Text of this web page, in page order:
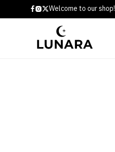
Welcome to our shop!